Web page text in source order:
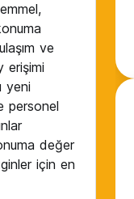
ve
erişimi
yeni
personel
değer
için en